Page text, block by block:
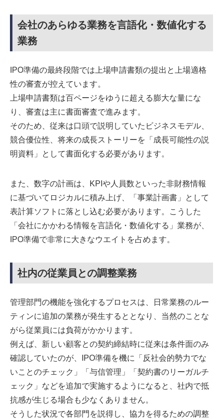
会社のあらゆる業務を言語化・数値化する
業務
IPO準備の最終段階では上場申請書類の提出と上場適格
性の審査が控えています。
上場申請書類は百ページをゆうに超える膨大な量にな
り、審査は主に書面審査で進みます。
そのため、従来は口頭で説明していたビジネスモデル、
競合優位性、将来の成長ストーリーを「成長可能性の説
明資料」として書面化する必要があります。
また、数字の計画は、KPIや人員数といった非財務情報
に基づいてロジカルに積み上げ、「事業計画書」として
表計算ソフトに落とし込む必要があります。こうした
「会社にかかわる情報を言語化・数値化する」業務が、
IPO準備で非常に大きなウエイトを占めます。
社内の従業員との調整業務
管理部門の機能を強化するプロセスは、日常業務のルー
ティンに追加の業務が発生するととなり、当然のことな
がら従業員には負荷がかかります。
例えば、新しい顧客との契約締結時に従来は条件面のみ
確認していたのが、IPO準備を機に「反社会的勢力でな
いことのチェック」「与信管理」「契約書のリーガルチ
ェック」などを追加で実施するようになると、社内で抵
抗感が生じる場合も少なくありません。
そうした状況で各部門を説得し、協力を得るための調整